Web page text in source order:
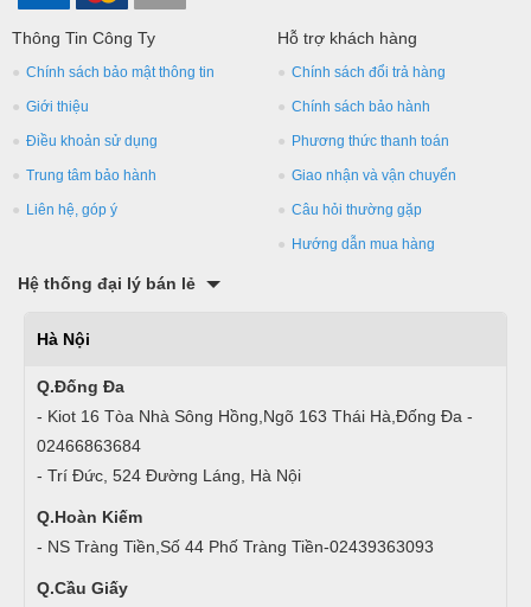
Thông Tin Công Ty
Chính sách bảo mật thông tin
Giới thiệu
Điều khoản sử dụng
Trung tâm bảo hành
Liên hệ, góp ý
Hỗ trợ khách hàng
Chính sách đổi trả hàng
Chính sách bảo hành
Phương thức thanh toán
Giao nhận và vận chuyển
Câu hỏi thường gặp
Hướng dẫn mua hàng
Hệ thống đại lý bán lẻ
Hà Nội
Q.Đống Đa
- Kiot 16 Tòa Nhà Sông Hồng,Ngõ 163 Thái Hà,Đống Đa -
02466863684
- Trí Đức, 524 Đường Láng, Hà Nội
Q.Hoàn Kiếm
- NS Tràng Tiền,Số 44 Phố Tràng Tiền-02439363093
Q.Cầu Giấy